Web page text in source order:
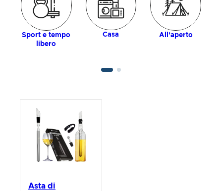
Sport e tempo
libero
Casa All’aperto
Asta di